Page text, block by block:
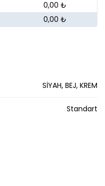
0,00 ₺
0,00 ₺
SİYAH, BEJ, KREM
Standart